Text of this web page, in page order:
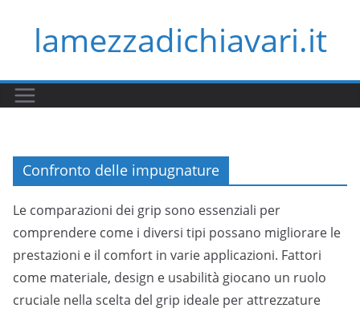
contentlamezzadichiavari.it
Confronto delle impugnature
Le comparazioni dei grip sono essenziali per
comprendere come i diversi tipi possano migliorare le
prestazioni e il comfort in varie applicazioni. Fattori
come materiale, design e usabilità giocano un ruolo
cruciale nella scelta del grip ideale per attrezzature